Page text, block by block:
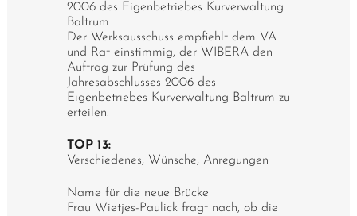
2006 des Eigenbetriebes Kurverwaltung
Baltrum
Der Werksausschuss empfiehlt dem VA
und Rat einstimmig, der WIBERA den
Auftrag zur Prüfung des
Jahresabschlusses 2006 des
Eigenbetriebes Kurverwaltung Baltrum zu
erteilen.
TOP 13:
Verschiedenes, Wünsche, Anregungen
Name für die neue Brücke
Frau Wietjes-Paulick fragt nach, ob die